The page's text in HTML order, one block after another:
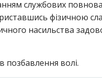
службових
фізичною
насильства
позбавлення волі.